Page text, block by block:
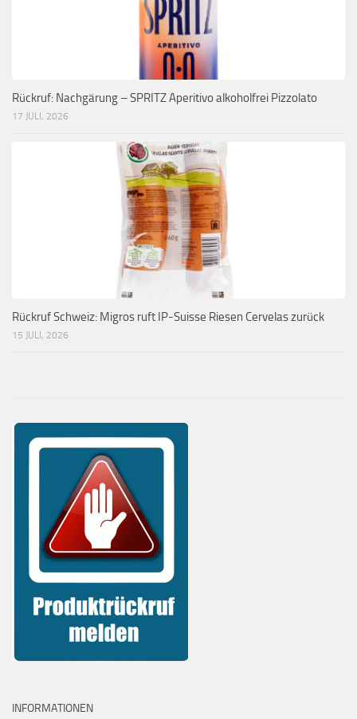
Rückruf: Nachgärung – SPRITZ Aperitivo alkoholfrei Pizzolato
17 JULI, 2026
Rückruf Schweiz: Migros ruft IP-Suisse Riesen Cervelas zurück
15 JULI, 2026
INFORMATIONEN